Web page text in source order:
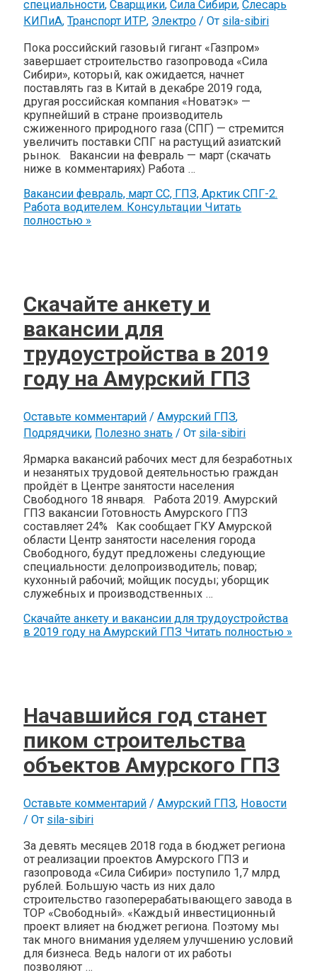
специальности,Сварщики,Сила Сибири,Слесарь
КИПиА,Транспорт ИТР, Электро / От sila-sibiri
Пока российский газовый гигант «Газпром»
завершает строительство газопровода «Сила
Сибири», который, как ожидается, начнет
поставлять газ в Китай в декабре 2019 года,
другая российская компания «Новатэк» —
крупнейший в стране производитель
сжиженного природного газа (СПГ) — стремится
увеличить поставки СПГ на растущий азиатский
рынок. Вакансии на февраль — март (скачать
ниже в комментариях) Работа …
Вакансии февраль, март СС, ГПЗ, Арктик СПГ-2.
Работа водителем. Консультации Читать
полностью »
Скачайте анкету и
вакансии для
трудоустройства в 2019
году на Амурский ГПЗ
Оставьте комментарий /Амурский ГПЗ,
Подрядчики, Полезно знать / От sila-sibiri
Ярмарка вакансий рабочих мест для безработных
и незанятых трудовой деятельностью граждан
пройдёт в Центре занятости населения
Свободного 18 января. Работа 2019. Амурский
ГПЗ вакансии Готовность Амурского ГПЗ
составляет 24% Как сообщает ГКУ Амурской
области Центр занятости населения города
Свободного, будут предложены следующие
специальности: делопроизводитель; повар;
кухонный рабочий; мойщик посуды; уборщик
служебных и производственных …
Скачайте анкету и вакансии для трудоустройства
в 2019 году на Амурский ГПЗ Читать полностью »
Начавшийся год станет
пиком строительства
объектов Амурского ГПЗ
Оставьте комментарий /Амурский ГПЗ, Новости
/ От sila-sibiri
За девять месяцев 2018 года в бюджет региона
от реализации проектов Амурского ГПЗ и
газопровода «Сила Сибири» поступило 1,7 млрд
рублей. Большую часть из них дало
строительство газоперерабатывающего завода в
ТОР «Свободный». «Каждый инвестиционный
проект влияет на бюджет региона. Поэтому мы
так много внимания уделяем улучшению условий
для бизнеса. Ведь налоги от их работы
позволяют …